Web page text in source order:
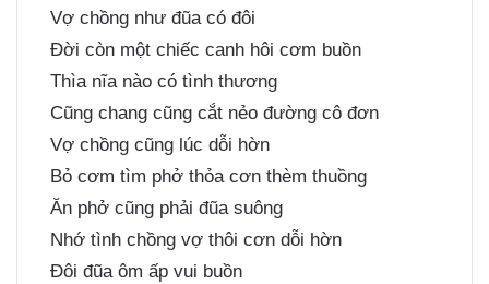
Vợ chồng như đũa có đôi
Đời còn một chiếc canh hôi cơm buồn
Thìa nĩa nào có tình thương
Cũng chang cũng cắt nẻo đường cô đơn
Vợ chồng cũng lúc dỗi hờn
Bỏ cơm tìm phở thỏa cơn thèm thuồng
Ăn phở cũng phải đũa suông
Nhớ tình chồng vợ thôi cơn dỗi hờn
Đôi đũa ôm ấp vui buồn